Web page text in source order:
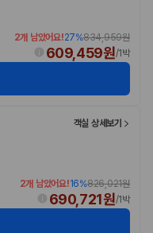
2개 남았어요!27%834,959원
609,459원/1박
객실 상세보기
2개 남았어요!16%826,021원
690,721원/1박